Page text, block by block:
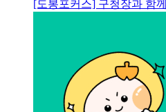
[도봉포커스] 구청장과 함